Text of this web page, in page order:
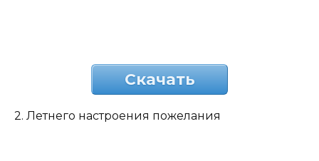
Скачать
2. Летнего настроения пожелания